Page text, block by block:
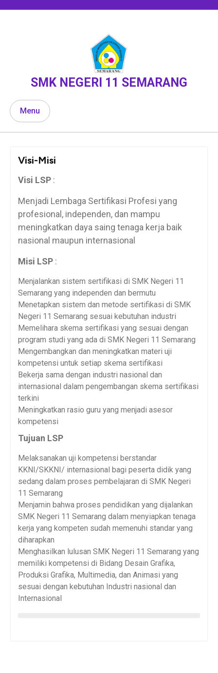
SMK NEGERI 11 SEMARANG
Menu
Visi-Misi
Visi LSP:
Menjadi Lembaga Sertifikasi Profesi yang
profesional, independen, dan mampu
meningkatkan daya saing tenaga kerja baik
nasional maupun internasional
Misi LSP:
Menjalankan sistem sertifikasi di SMK Negeri 11
Semarang yang independen dan bermutu
Menetapkan sistem dan metode sertifikasi di SMK
Negeri 11 Semarang sesuai kebutuhan industri
Memelihara skema sertifikasi yang sesuai dengan
program studi yang ada di SMK Negeri 11 Semarang
Mengembangkan dan meningkatkan materi uji
kompetensi untuk setiap skema sertifikasi
Bekerja sama dengan industri nasional dan
internasional dalam pengembangan skema sertifikasi
terkini
Meningkatkan rasio guru yang menjadi asesor
kompetensi
Tujuan LSP
Melaksanakan uji kompetensi berstandar
KKNI/SKKNI/ internasional bagi peserta didik yang
sedang dalam proses pembelajaran di SMK Negeri
11 Semarang
Menjamin bahwa proses pendidikan yang dijalankan
SMK Negeri 11 Semarang dalam menyiapkan tenaga
kerja yang kompeten sudah memenuhi standar yang
diharapkan
Menghasilkan lulusan SMK Negeri 11 Semarang yang
memiliki kompetensi di Bidang Desain Grafika,
Produksi Grafika, Multimedia, dan Animasi yang
sesuai dengan kebutuhan Industri nasional dan
Internasional